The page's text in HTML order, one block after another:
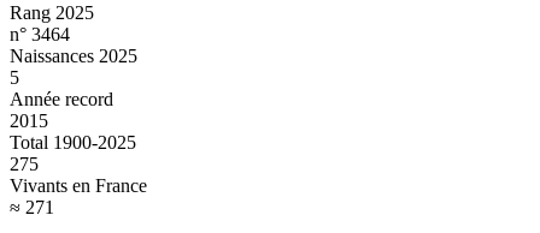
Rang 2025
n° 3464
Naissances 2025
5
Année record
2015
Total 1900-2025
275
Vivants en France
≈ 271